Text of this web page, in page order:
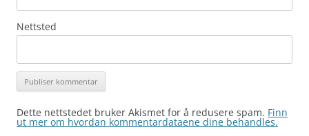
Nettsted
Dette nettstedet bruker Akismet for å redusere spam. Finn
ut mer om hvordan kommentardataene dine behandles.